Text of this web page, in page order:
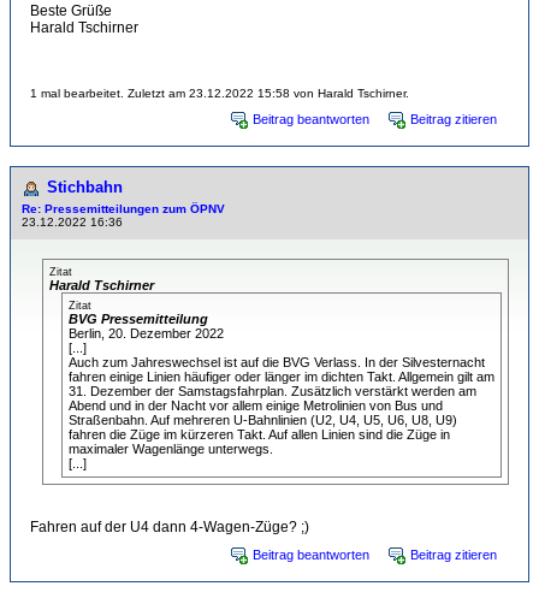
Beste Grüße
Harald Tschirner
1 mal bearbeitet. Zuletzt am 23.12.2022 15:58 von Harald Tschirner.
Beitrag beantworten Beitrag zitieren
Stichbahn
Re: Pressemitteilungen zum ÖPNV
23.12.2022 16:36
Zitat
Harald Tschirner
Zitat
BVG Pressemitteilung
Berlin, 20. Dezember 2022
[...]
Auch zum Jahreswechsel ist auf die BVG Verlass. In der Silvesternacht
fahren einige Linien häufiger oder länger im dichten Takt. Allgemein gilt am
31. Dezember der Samstagsfahrplan. Zusätzlich verstärkt werden am
Abend und in der Nacht vor allem einige Metrolinien von Bus und
Straßenbahn. Auf mehreren U-Bahnlinien (U2, U4, U5, U6, U8, U9)
fahren die Züge im kürzeren Takt. Auf allen Linien sind die Züge in
maximaler Wagenlänge unterwegs.
[...]
Fahren auf der U4 dann 4-Wagen-Züge? ;)
Beitrag beantworten Beitrag zitieren